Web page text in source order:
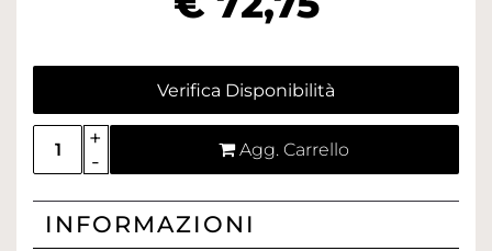
Verifica Disponibilità
Quantità
Agg. Carrello
INFORMAZIONI